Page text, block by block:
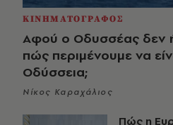
ΚΙΝΗΜΑΤΟΓΡΑΦΟΣ
Αφού ο Οδυσσέας δεν
πώς περιμένουμε να
Οδύσσεια;
Νίκος Καραχάλιος
Πώς η